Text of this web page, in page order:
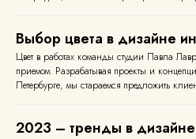
Выбор цвета в дизайне
Цвет в работах команды студии Павла
приемом. Разрабатывая проекты и
Петербурге, мы стараемся предложить
2023 – тренды в дизайне